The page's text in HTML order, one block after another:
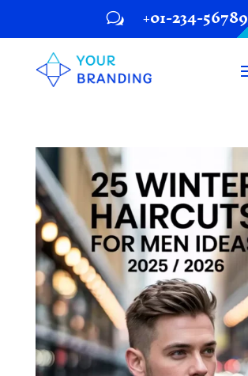
w +01-234-56789